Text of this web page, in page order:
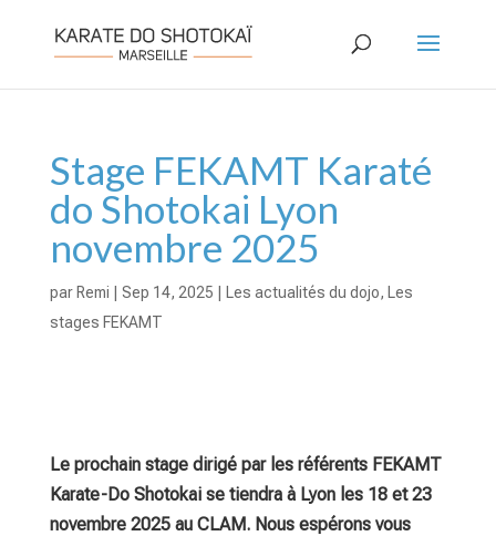
Stage FEKAMT Karaté
do Shotokai Lyon
novembre 2025
par Remi Sep 14, 2025 Les actualités du dojo, Les
stages FEKAMT
Le prochain stage dirigé par les référents FEKAMT
Karate-Do Shotokai se tiendra à Lyon les 18 et 23
novembre 2025 au CLAM. Nous espérons vous